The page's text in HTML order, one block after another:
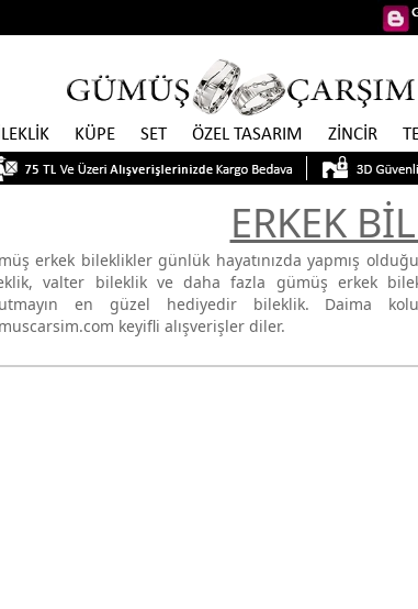
KÜPE SET ÖZEL TASARIM ZİNCİR
ERKEK
erkek bileklikler günlük hayatınızda yapmış
valter bileklik ve daha fazla gümüş erkek
en güzel hediyedir bileklik. Daima
keyifli alışverişler diler.